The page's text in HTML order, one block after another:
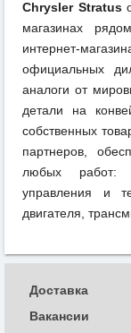
Chrysler Stratus
магазинах
интернет-
официальных
аналоги от
детали на
собственных
партнеров,
любых работ:
управления и
двигателя,
Доставка
Вакансии